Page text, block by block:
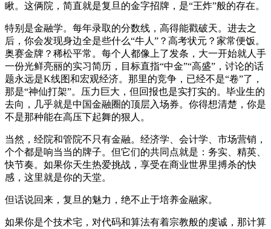
瞅。这俩院，简直就是复旦的金字招牌，是“王炸”般的存在。
特别是金融学。每年录取的分数线，高得能戳破天。进去之
后，你会发现身边全是些什么“牛人”？高考状元？家常便饭。
奥赛金牌？稀松平常。每个人都像上了发条，大一开始就人手
一份光鲜亮丽的实习简历，目标直指“中金”“高盛”，讨论的话
题永远是K线图和宏观经济。那里的竞争，已经不是“卷”了，
那是“神仙打架”。压力巨大，但回报也是实打实的。毕业生的
去向，几乎就是中国金融圈的顶层入场券。你得想清楚，你是
不是那种能在高压下起舞的狠人。
当然，经院和管院不只有金融。经济学、会计学、市场营销，
个个都是响当当的牌子。但它们的共同点就是：务实、精英、
快节奏。如果你天生热爱挑战，享受在商业世界里搏杀的快
感，这里就是你的天堂。
但话说回来，复旦的魅力，绝不止于培养金融家。
如果你是个技术宅，对代码和算法有着宗教般的虔诚，那计算